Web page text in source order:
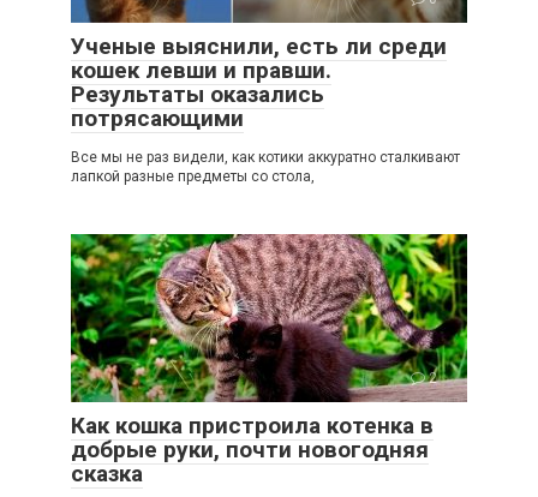
Ученые выяснили, есть ли среди
кошек левши и правши.
Результаты оказались
потрясающими
Все мы не раз видели, как котики аккуратно сталкивают
лапкой разные предметы со стола,
2
Как кошка пристроила котенка в
добрые руки, почти новогодняя
сказка